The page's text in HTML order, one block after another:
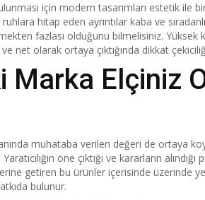
için modern tasarımları estetik
hitap eden ayrıntılar kaba ve
fazlası olduğunu bilmelisiniz.
net olarak ortaya çıktığında dikkat
Marka Elçiniz
muhataba verilen değeri de ortaya
öne çıktığı ve kararların
getiren bu ürünler içerisinde üzerinde
bulunur.